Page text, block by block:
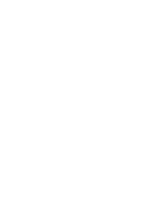
riferirsi sempre ai siti